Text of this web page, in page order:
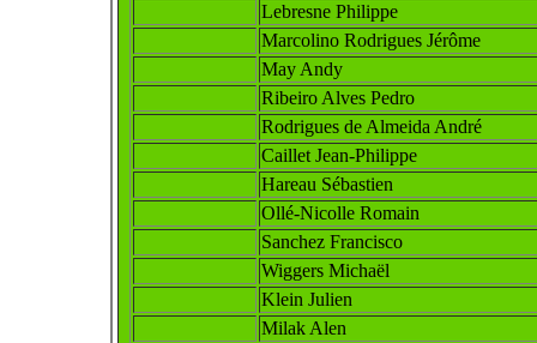
Lebresne Philippe
Marcolino Rodrigues Jérôme
May Andy
Ribeiro Alves Pedro
Rodrigues de Almeida André
Caillet Jean-Philippe
Hareau Sébastien
Ollé-Nicolle Romain
Sanchez Francisco
Wiggers Michaël
Klein Julien
Milak Alen